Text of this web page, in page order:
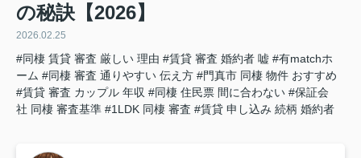
の秘訣【2026】
2026.02.25
#同棲 賃貸 審査 厳しい 理由 #賃貸 審査 婚約者 嘘 #有matchホ
ーム #同棲 審査 通りやすい 伝え方 #門真市 同棲 物件 おすすめ
#賃貸 審査 カップル 年収 #同棲 住民票 間に合わない #保証会
社 同棲 審査基準 #1LDK 同棲 審査 #賃貸 申し込み 続柄 婚約者